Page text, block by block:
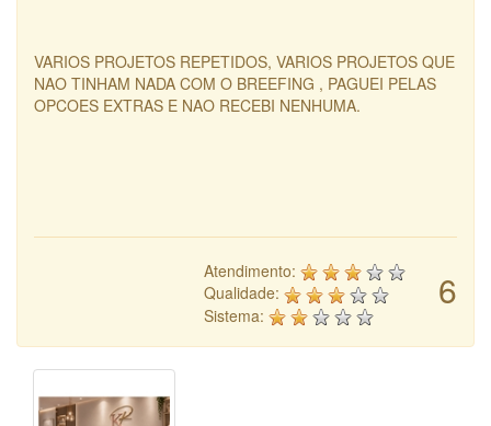
VARIOS PROJETOS REPETIDOS, VARIOS PROJETOS QUE
NAO TINHAM NADA COM O BREEFING , PAGUEI PELAS
OPCOES EXTRAS E NAO RECEBI NENHUMA.
6
Atendimento:
Qualidade:
Sistema: